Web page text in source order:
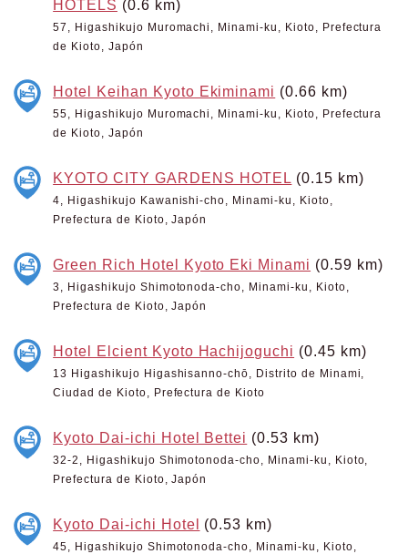
HOTELS (0.6 km)
57, Higashikujo Muromachi, Minami-ku, Kioto, Prefectura
de Kioto, Japón
Hotel Keihan Kyoto Ekiminami (0.66 km)
55, Higashikujo Muromachi, Minami-ku, Kioto, Prefectura
de Kioto, Japón
KYOTO CITY GARDENS HOTEL (0.15 km)
4, Higashikujo Kawanishi-cho, Minami-ku, Kioto,
Prefectura de Kioto, Japón
Green Rich Hotel Kyoto Eki Minami (0.59 km)
3, Higashikujo Shimotonoda-cho, Minami-ku, Kioto,
Prefectura de Kioto, Japón
Hotel Elcient Kyoto Hachijoguchi (0.45 km)
13 Higashikujo Higashisanno-chō, Distrito de Minami,
Ciudad de Kioto, Prefectura de Kioto
Kyoto Dai-ichi Hotel Bettei (0.53 km)
32-2, Higashikujo Shimotonoda-cho, Minami-ku, Kioto,
Prefectura de Kioto, Japón
Kyoto Dai-ichi Hotel (0.53 km)
45, Higashikujo Shimotonoda-cho, Minami-ku, Kioto,